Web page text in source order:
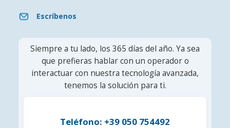
Escríbenos
Siempre a tu lado, los 365 días del año. Ya sea
que prefieras hablar con un operador o
interactuar con nuestra tecnología avanzada,
tenemos la solución para ti.
Teléfono: +39 050 754492